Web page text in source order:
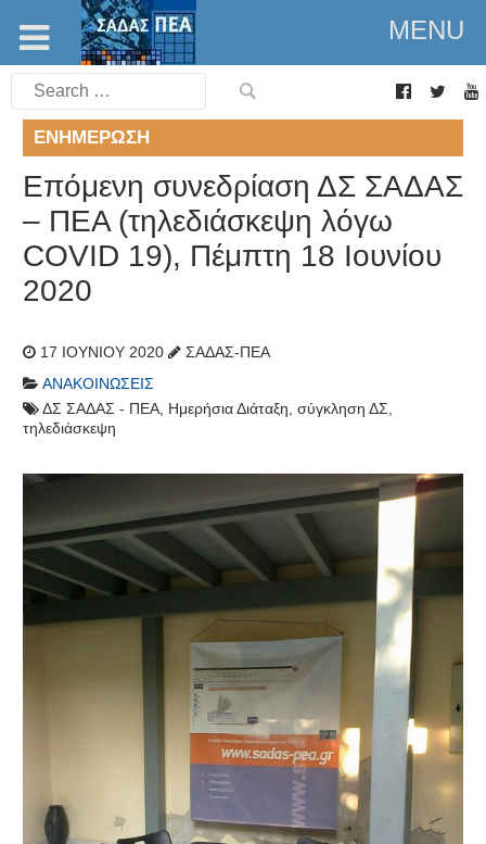
MENU
Search
for:
ΕΝΗΜΈΡΩΣΗ
Eπόμενη συνεδρίαση ΔΣ ΣΑΔΑΣ
– ΠΕΑ (τηλεδιάσκεψη λόγω
COVID 19), Πέμπτη 18 Ιουνίου
2020
17 ΙΟΥΝΊΟΥ 2020
ΣΑΔΑΣ-ΠΕΑ
ΑΝΑΚΟΙΝΏΣΕΙΣ
ΔΣ ΣΑΔΑΣ - ΠΕΑ, Ημερήσια Διάταξη, σύγκληση ΔΣ,
τηλεδιάσκεψη